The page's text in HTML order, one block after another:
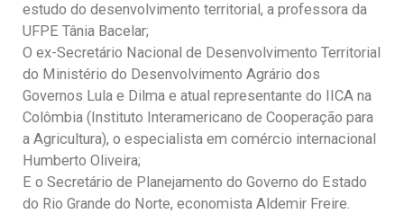
estudo do desenvolvimento territorial, a professora da
UFPE Tânia Bacelar;
O ex-Secretário Nacional de Desenvolvimento Territorial
do Ministério do Desenvolvimento Agrário dos
Governos Lula e Dilma e atual representante do IICA na
Colômbia (Instituto Interamericano de Cooperação para
a Agricultura), o especialista em comércio internacional
Humberto Oliveira;
E o Secretário de Planejamento do Governo do Estado
do Rio Grande do Norte, economista Aldemir Freire.